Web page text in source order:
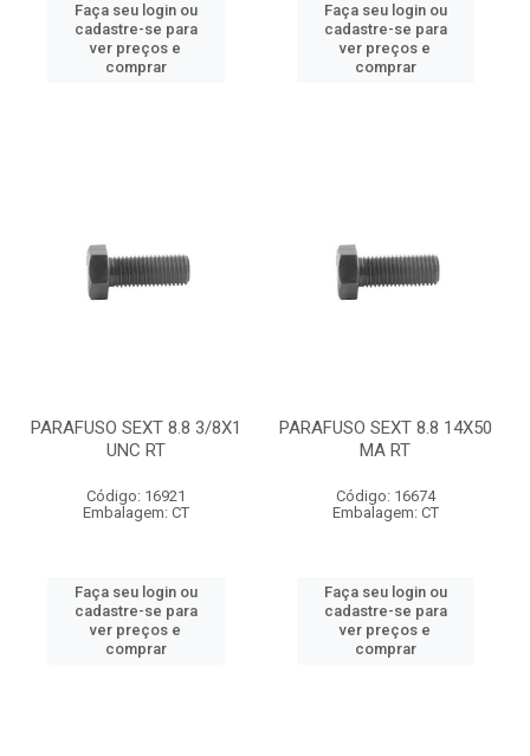
Faça seu login ou
cadastre-se para
ver preços e
comprar
Faça seu login ou
cadastre-se para
ver preços e
comprar
PARAFUSO SEXT 8.8 3/8X1
UNC RT
Código: 16921
Embalagem: CT
Faça seu login ou
cadastre-se para
ver preços e
comprar
PARAFUSO SEXT 8.8 14X50
MA RT
Código: 16674
Embalagem: CT
Faça seu login ou
cadastre-se para
ver preços e
comprar